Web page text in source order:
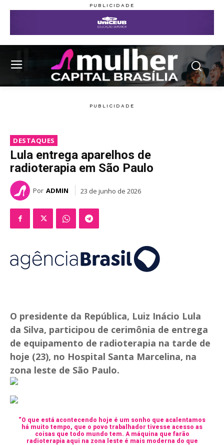
DESTAQUES
Lula entrega aparelhos de
radioterapia em São Paulo
Por ADMIN 23 de junho de 2026
O presidente da República, Luiz Inácio Lula
da Silva, participou de cerimônia de entrega
de equipamento de radioterapia na tarde de
hoje (23), no Hospital Santa Marcelina, na
zona leste de São Paulo.
“O que está acontecendo hoje é um sonho que acalentamos
há muito tempo, que o povo trabalhador tivesse acesso as
coisas que todo mundo tem. A máquina que farão
radioterapia aqui na zona leste é mais moderna do que